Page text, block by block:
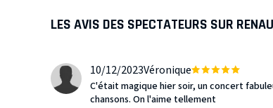
LES AVIS DES SPECTATEURS SUR
10/12/2023Véronique
C'était magique hier soir, un concert
chansons. On l'aime tellement